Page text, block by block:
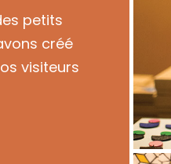
petits
créé
visiteurs